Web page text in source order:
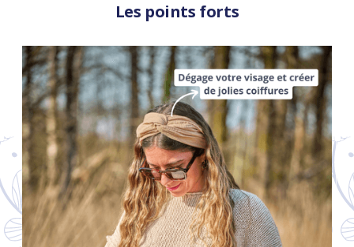
Les points forts